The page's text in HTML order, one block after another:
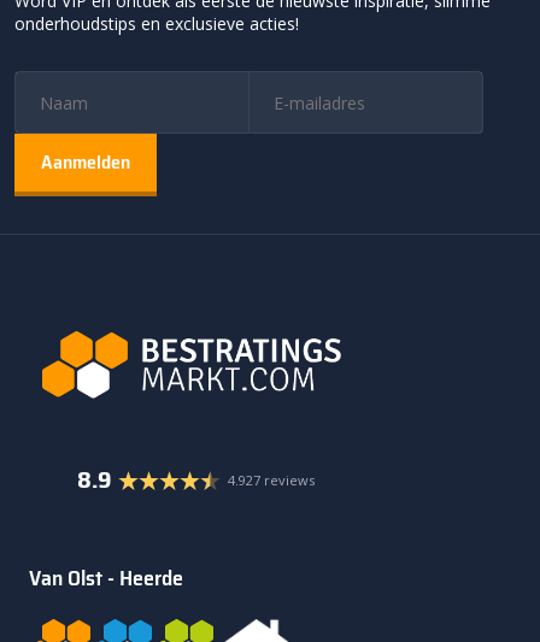
onderhoudstips en exclusieve acties!
8.9 4.927 reviews
Van Olst - Heerde